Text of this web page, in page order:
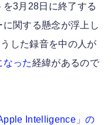
3月28日に終了する
関する懸念が浮上し
した録音を中の人が
なった経緯があるので
Apple Intelligence」の